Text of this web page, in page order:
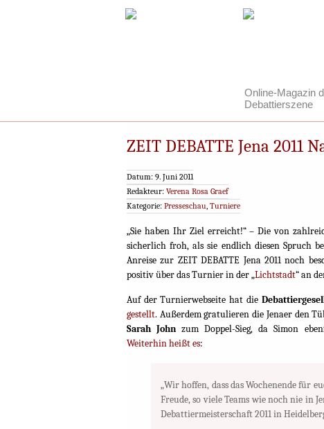
Online-Magazin
Debattierszene
ZEIT DEBATTE Jena 2011
Datum: 9. Juni 2011
Redakteur: Verena Rosa Graef
Kategorie: Presseschau, Turniere
„Sie haben Ihr Ziel erreicht!“ – Die von
sicherlich froh, als sie endlich diesen Spruch
Anreise zur ZEIT DEBATTE Jena 2011 noch
positiv über das Turnier in der „Lichtstadt“ an
Auf der Turnierwebseite hat die
gestellt. Außerdem gratulieren die Jenaer den
Sarah Johnzum Doppel-Sieg, da Simon
Weiterhin heißt es:
„Wir hoffen, dass das Wochenende für
Freude, so viele Teams wie noch nie in
Debattiermeisterschaft 2011 in